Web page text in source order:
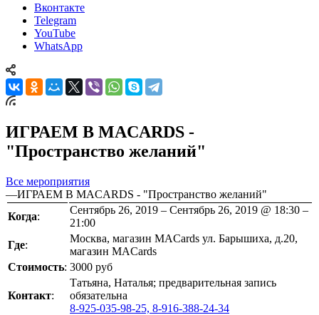
Вконтакте
Telegram
YouTube
WhatsApp
ИГРАЕМ В MACARDS -
"Пространство желаний"
Все мероприятия
—ИГРАЕМ В MACARDS - "Пространство желаний"
Когда:
Сентябрь 26, 2019 – Сентябрь 26, 2019 @ 18:30 –
21:00
Где:
Москва, магазин MACards ул. Барышиха, д.20,
магазин MACards
Стоимость: 3000 руб
Контакт:
Татьяна, Наталья; предварительная запись
обязательна
8-925-035-98-25, 8-916-388-24-34